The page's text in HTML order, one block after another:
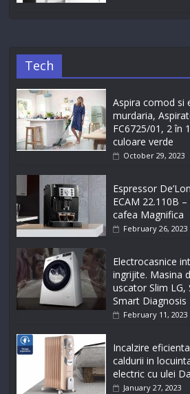
Tech
Aspira comod si
murdaria,
FC6725/01, 2 în
culoare verde
October 29, 2023
Espressor
ECAM 22.110B
cafea Magnifica
February 26, 2023
Electrocasnice
ingrijite. Masina
uscator Slim LG,
Smart Diagnosis
February 11, 2023
Incalzire
caldurii in
electric cu ulei
January 27, 2023